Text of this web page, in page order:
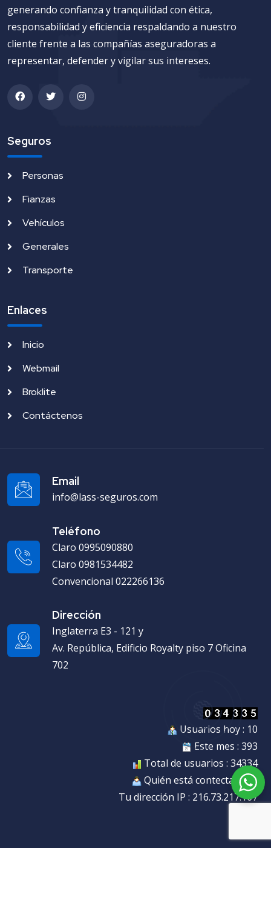
generando confianza y tranquilidad con ética,
responsabilidad y eficiencia respaldando a nuestro
cliente frente a las compañías aseguradoras a
representar, defender y vigilar sus intereses.
Seguros
Personas
Fianzas
Vehículos
Generales
Transporte
Enlaces
Inicio
Webmail
Broklite
Contáctenos
Email
info@lass-seguros.com
Teléfono
Claro 0995090880
Claro 0981534482
Convencional 022266136
Dirección
Inglaterra E3 - 121 y
Av. República, Edificio Royalty piso 7 Oficina
702
Usuarios hoy : 10
Este mes : 393
Total de usuarios : 34334
Quién está contectado : 1
Tu dirección IP : 216.73.217.167